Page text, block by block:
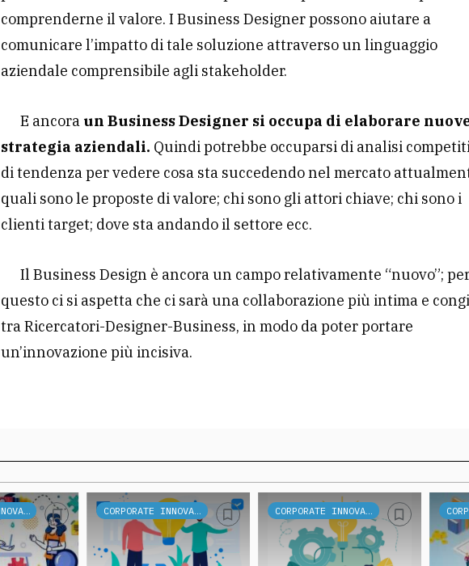
comprenderne il valore. I Business Designer possono aiutare a
comunicare l’impatto di tale soluzione attraverso un linguaggio
aziendale comprensibile agli stakeholder.
E ancora un Business Designer si occupa di elaborare
strategia aziendali. Quindi potrebbe occuparsi di analisi
di tendenza per vedere cosa sta succedendo nel mercato
quali sono le proposte di valore; chi sono gli attori chiave; chi sono i
clienti target; dove sta andando il settore ecc.
Il Business Design è ancora un campo relativamente “nuovo”;
questo ci si aspetta che ci sarà una collaborazione più intima e
tra Ricercatori-Designer-Business, in modo da poter portare
un’innovazione più incisiva.
CORPORATE INNOVATION CORPORATE INNOVATION CORPORATE INNOVATION